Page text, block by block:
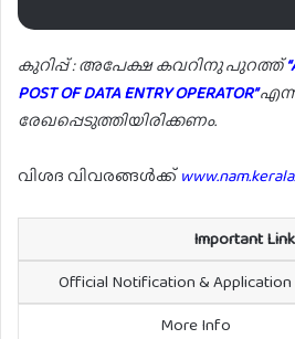
കുറിപ്പ് : അപേക്ഷ കവറിനു പുറത്ത്
POST OF DATA ENTRY OPERATOR”
രേഖപ്പെടുത്തിയിരിക്കണം.
വിശദ വിവരങ്ങൾക്ക്
Important
Official Notification & Application
More Info